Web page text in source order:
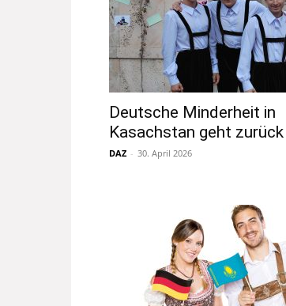
Deutsche Minderheit in
Kasachstan geht zurück
DAZ - 30. April 2026